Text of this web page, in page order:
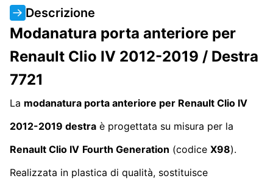
Descrizione
Modanatura porta anteriore per
Renault Clio IV 2012-2019 / Destra
7721
La modanatura porta anteriore per Renault Clio IV
2012-2019 destra è progettata su misura per la
Renault Clio IV Fourth Generation (codice X98).
Realizzata in plastica di qualità, sostituisce